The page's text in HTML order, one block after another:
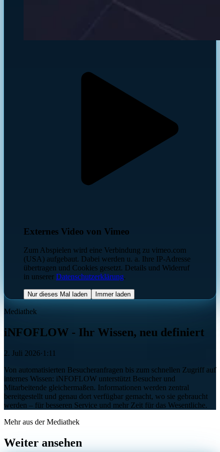
Externes Video von Vimeo
Zum Abspielen wird eine Verbindung zu vimeo.com
(USA) aufgebaut. Dabei werden u. a. Ihre IP-Adresse
übertragen und Cookies gesetzt. Details und Widerruf
in unserer Datenschutzerklärung.
Nur dieses Mal laden Immer laden
Mediathek
iNFOFLOW - Ihr Wissen, neu definiert
2. Juli 2026· 1:11
Von automatisierten Besucheranfragen bis zum schnellen Zugriff auf
internes Wissen: iNFOFLOW unterstützt Besucher und
Mitarbeitende gleichermaßen. Informationen werden zentral
bereitgestellt und genau dort verfügbar gemacht, wo sie gebraucht
werden – für besseren Service und mehr Zeit für das Wesentliche.
Mehr aus der Mediathek
Weiter ansehen